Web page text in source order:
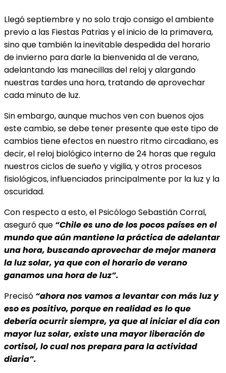
Llegó septiembre y no solo trajo consigo el ambiente
previo a las Fiestas Patrias y el inicio de la primavera,
sino que también la inevitable despedida del horario
de invierno para darle la bienvenida al de verano,
adelantando las manecillas del reloj y alargando
nuestras tardes una hora, tratando de aprovechar
cada minuto de luz.
Sin embargo, aunque muchos ven con buenos ojos
este cambio, se debe tener presente que este tipo de
cambios tiene efectos en nuestro ritmo circadiano, es
decir, el reloj biológico interno de 24 horas que regula
nuestros ciclos de sueño y vigilia, y otros procesos
fisiológicos, influenciados principalmente por la luz y la
oscuridad.
Con respecto a esto, el Psicólogo Sebastián Corral,
aseguró que “Chile es uno de los pocos países en el
mundo que aún mantiene la práctica de adelantar
una hora, buscando aprovechar de mejor manera
la luz solar, ya que con el horario de verano
ganamos una hora de luz”.
Precisó “ahora nos vamos a levantar con más luz y
eso es positivo, porque en realidad es lo que
debería ocurrir siempre, ya que al iniciar el día con
mayor luz solar, existe una mayor liberación de
cortisol, lo cual nos prepara para la actividad
diaria”.